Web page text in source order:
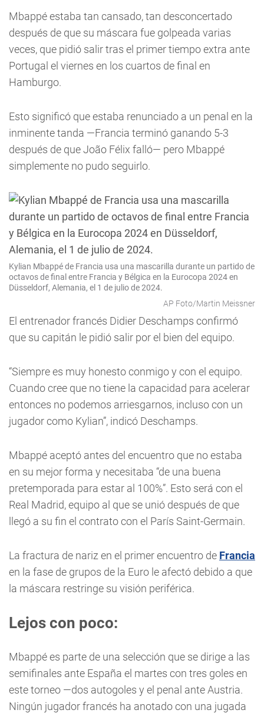
Mbappé estaba tan cansado, tan desconcertado
después de que su máscara fue golpeada varias
veces, que pidió salir tras el primer tiempo extra ante
Portugal el viernes en los cuartos de final en
Hamburgo.
Esto significó que estaba renunciado a un penal en la
inminente tanda —Francia terminó ganando 5-3
después de que João Félix falló— pero Mbappé
simplemente no pudo seguirlo.
Kylian Mbappé de Francia usa una mascarilla durante un partido de
octavos de final entre Francia y Bélgica en la Eurocopa 2024 en
Düsseldorf, Alemania, el 1 de julio de 2024.
AP Foto/Martin Meissner
El entrenador francés Didier Deschamps confirmó
que su capitán le pidió salir por el bien del equipo.
“Siempre es muy honesto conmigo y con el equipo.
Cuando cree que no tiene la capacidad para acelerar
entonces no podemos arriesgarnos, incluso con un
jugador como Kylian”, indicó Deschamps.
Mbappé aceptó antes del encuentro que no estaba
en su mejor forma y necesitaba “de una buena
pretemporada para estar al 100%”. Esto será con el
Real Madrid, equipo al que se unió después de que
llegó a su fin el contrato con el París Saint-Germain.
La fractura de nariz en el primer encuentro de Francia
en la fase de grupos de la Euro le afectó debido a que
la máscara restringe su visión periférica.
Lejos con poco:
Mbappé es parte de una selección que se dirige a las
semifinales ante España el martes con tres goles en
este torneo —dos autogoles y el penal ante Austria.
Ningún jugador francés ha anotado con una jugada